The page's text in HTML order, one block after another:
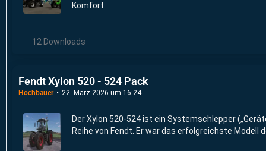
Komfort.
12 Downloads
Fendt Xylon 520 - 524 Pack
Hochbauer 22. März 2026 um 16:24
Der Xylon 520-524 ist ein Systemschlepper
Reihe von Fendt. Er war das erfolgreichste Modell